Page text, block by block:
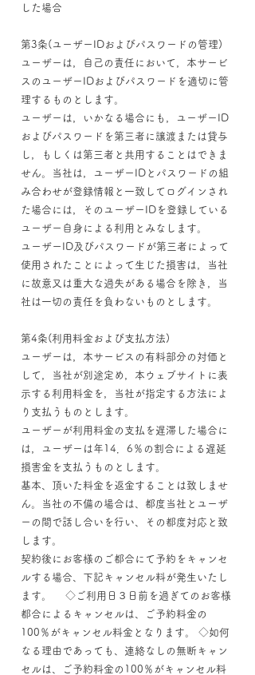
した場合
第3条(ユーザーIDおよびパスワードの管理)
ユーザーは，自己の責任において，本サービ
スのユーザーIDおよびパスワードを適切に管
理するものとします。
ユーザーは，いかなる場合にも，ユーザーID
およびパスワードを第三者に譲渡または貸与
し，もしくは第三者と共用することはできま
せん。当社は，ユーザーIDとパスワードの組
み合わせが登録情報と一致してログインされ
た場合には，そのユーザーIDを登録している
ユーザー自身による利用とみなします。
ユーザーID及びパスワードが第三者によって
使用されたことによって生じた損害は，当社
に故意又は重大な過失がある場合を除き，当
社は一切の責任を負わないものとします。
第4条(利用料金および支払方法)
ユーザーは，本サービスの有料部分の対価と
して，当社が別途定め，本ウェブサイトに表
示する利用料金を，当社が指定する方法によ
り支払うものとします。
ユーザーが利用料金の支払を遅滞した場合に
は，ユーザーは年14．6％の割合による遅延
損害金を支払うものとします。
基本、頂いた料金を返金することは致しませ
ん。当社の不備の場合は、都度当社とユーザ
ーの間で話し合いを行い、その都度対応と致
します。
契約後にお客様のご都合にて予約をキャンセ
ルする場合、下記キャンセル料が発生いたし
ます。 ◇ご利用日３日前を過ぎてのお客様
都合によるキャンセルは、ご予約料金の
100％がキャンセル料金となります。 ◇如何
なる理由であっても、連絡なしの無断キャン
セルは、ご予約料金の100％がキャンセル料